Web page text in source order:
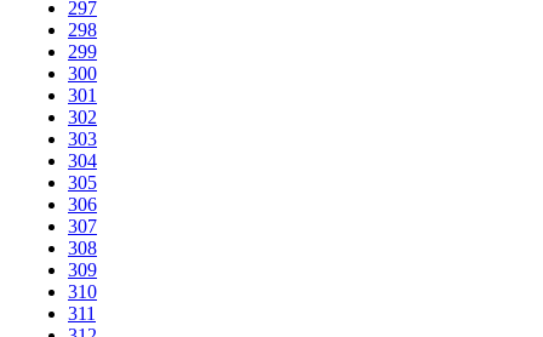
297
298
299
300
301
302
303
304
305
306
307
308
309
310
311